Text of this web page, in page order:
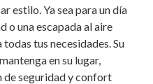
estilo. Ya sea para un día
o una escapada al aire
tus necesidades. Su
en su lugar,
de seguridad y confort